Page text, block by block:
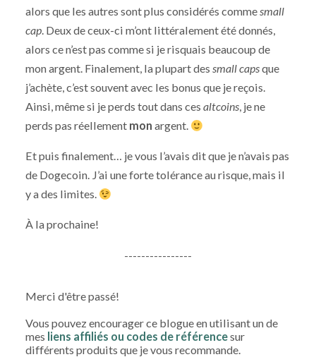
alors que les autres sont plus considérés commesmall
cap. Deux de ceux-ci m’ont littéralement été donnés,
alors ce n’est pas comme si je risquais beaucoup de
mon argent. Finalement, la plupart des small capsque
j’achète, c’est souvent avec les bonus que je reçois.
Ainsi, même si je perds tout dans ces altcoins, je ne
perds pas réellement mon argent.
Et puis finalement… je vous l’avais dit que je n’avais pas
de Dogecoin. J’ai une forte tolérance au risque, mais il
y a des limites.
À la prochaine!
----------------
Merci d'être passé!
Vous pouvez encourager ce blogue en utilisant un de
mes liens affiliés ou codes de référencesur
différents produits que je vous recommande.